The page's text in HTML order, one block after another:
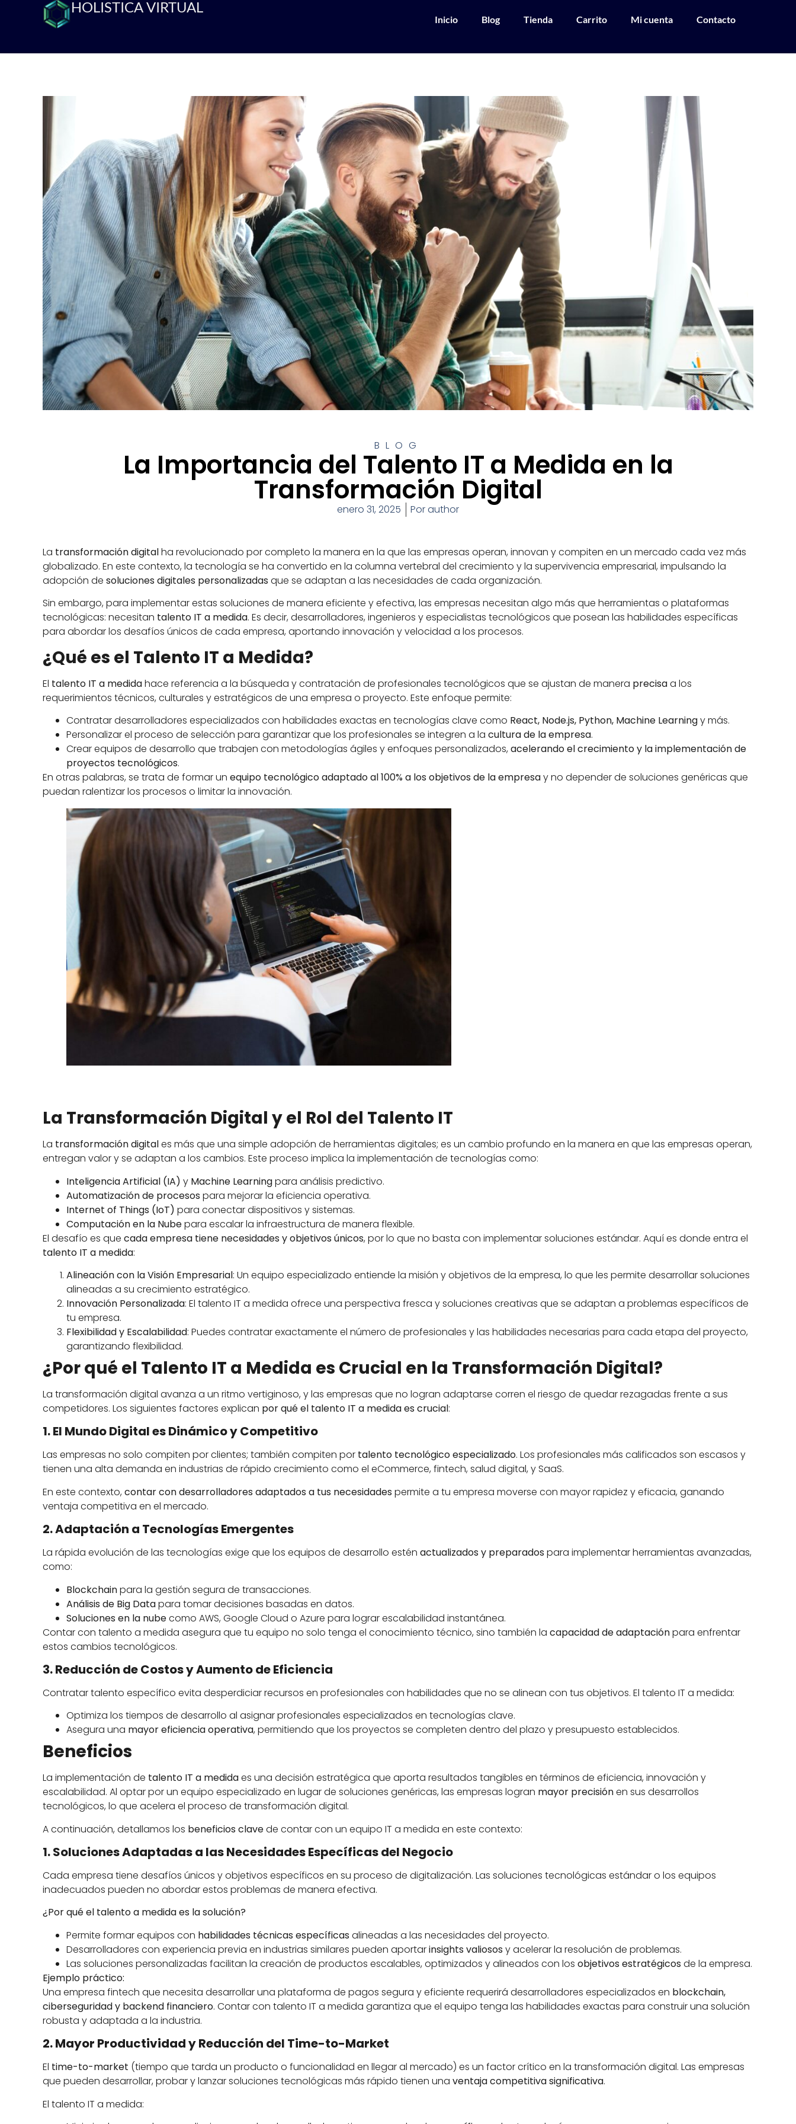
HOLISTICA VIRTUAL
Inicio Blog Tienda Carrito Mi cuenta Contacto
BLOG
La Importancia del Talento IT a Medida en la
Transformación Digital
enero 31, 2025 Porauthor
La transformación digitalha revolucionado por completo la manera en la que las empresas operan, innovan y compiten en un mercado cada vez más
globalizado. En este contexto, la tecnología se ha convertido en la columna vertebral del crecimiento y la supervivencia empresarial, impulsando la
adopción de soluciones digitales personalizadas que se adaptan a las necesidades de cada organización.
Sin embargo, para implementar estas soluciones de manera eficiente y efectiva, las empresas necesitan algo más que herramientas o plataformas
tecnológicas: necesitan talento IT a medida. Es decir, desarrolladores, ingenieros y especialistas tecnológicos que posean las habilidades específicas
para abordar los desafíos únicos de cada empresa, aportando innovación y velocidad a los procesos.
¿Qué es el Talento IT a Medida?
El talento IT a medidahace referencia a la búsqueda y contratación de profesionales tecnológicos que se ajustan de manera precisaa los
requerimientos técnicos, culturales y estratégicos de una empresa o proyecto. Este enfoque permite:
Contratar desarrolladores especializados con habilidades exactas en tecnologías clave como React, Node.js, Python, Machine Learningy más.
Personalizar el proceso de selección para garantizar que los profesionales se integren a la cultura de la empresa.
Crear equipos de desarrollo que trabajen con metodologías ágiles y enfoques personalizados, acelerando el crecimiento y la implementación de
proyectos tecnológicos.
En otras palabras, se trata de formar un equipo tecnológico adaptado al 100% a los objetivos de la empresay no depender de soluciones genéricas que
puedan ralentizar los procesos o limitar la innovación.
La Transformación Digital y el Rol del Talento IT
La transformación digitales más que una simple adopción de herramientas digitales; es un cambio profundo en la manera en que las empresas operan,
entregan valor y se adaptan a los cambios. Este proceso implica la implementación de tecnologías como:
Inteligencia Artificial (IA) y Machine Learningpara análisis predictivo.
Automatización de procesos para mejorar la eficiencia operativa.
Internet of Things (IoT) para conectar dispositivos y sistemas.
Computación en la Nubepara escalar la infraestructura de manera flexible.
El desafío es que cada empresa tiene necesidades y objetivos únicos, por lo que no basta con implementar soluciones estándar. Aquí es donde entra el
talento IT a medida:
Alineación con la Visión Empresarial: Un equipo especializado entiende la misión y objetivos de la empresa, lo que les permite desarrollar soluciones
alineadas a su crecimiento estratégico.
Innovación Personalizada: El talento IT a medida ofrece una perspectiva fresca y soluciones creativas que se adaptan a problemas específicos de
tu empresa.
Flexibilidad y Escalabilidad: Puedes contratar exactamente el número de profesionales y las habilidades necesarias para cada etapa del proyecto,
garantizando flexibilidad.
¿Por qué el Talento IT a Medida es Crucial en la Transformación Digital?
La transformación digital avanza a un ritmo vertiginoso, y las empresas que no logran adaptarse corren el riesgo de quedar rezagadas frente a sus
competidores. Los siguientes factores explican por qué el talento IT a medida es crucial:
1. El Mundo Digital es Dinámico y Competitivo
Las empresas no solo compiten por clientes; también compiten por talento tecnológico especializado. Los profesionales más calificados son escasos y
tienen una alta demanda en industrias de rápido crecimiento como el eCommerce, fintech, salud digital, y SaaS.
En este contexto, contar con desarrolladores adaptados a tus necesidades permite a tu empresa moverse con mayor rapidez y eficacia, ganando
ventaja competitiva en el mercado.
2. Adaptación a Tecnologías Emergentes
La rápida evolución de las tecnologías exige que los equipos de desarrollo estén actualizados y preparados para implementar herramientas avanzadas,
como:
Blockchainpara la gestión segura de transacciones.
Análisis de Big Datapara tomar decisiones basadas en datos.
Soluciones en la nubecomo AWS, Google Cloud o Azure para lograr escalabilidad instantánea.
Contar con talento a medida asegura que tu equipo no solo tenga el conocimiento técnico, sino también la capacidad de adaptaciónpara enfrentar
estos cambios tecnológicos.
3. Reducción de Costos y Aumento de Eficiencia
Contratar talento específico evita desperdiciar recursos en profesionales con habilidades que no se alinean con tus objetivos. El talento IT a medida:
Optimiza los tiempos de desarrollo al asignar profesionales especializados en tecnologías clave.
Asegura una mayor eficiencia operativa, permitiendo que los proyectos se completen dentro del plazo y presupuesto establecidos.
Beneficios
La implementación de talento IT a medidaes una decisión estratégica que aporta resultados tangibles en términos de eficiencia, innovación y
escalabilidad. Al optar por un equipo especializado en lugar de soluciones genéricas, las empresas logran mayor precisiónen sus desarrollos
tecnológicos, lo que acelera el proceso de transformación digital.
A continuación, detallamos los beneficios clavede contar con un equipo IT a medida en este contexto:
1. Soluciones Adaptadas a las Necesidades Específicas del Negocio
Cada empresa tiene desafíos únicos y objetivos específicos en su proceso de digitalización. Las soluciones tecnológicas estándar o los equipos
inadecuados pueden no abordar estos problemas de manera efectiva.
¿Por qué el talento a medida es la solución?
Permite formar equipos con habilidades técnicas específicas alineadas a las necesidades del proyecto.
Desarrolladores con experiencia previa en industrias similares pueden aportarinsights valiosos y acelerar la resolución de problemas.
Las soluciones personalizadas facilitan la creación de productos escalables, optimizados y alineados con los objetivos estratégicos de la empresa.
Ejemplo práctico:
Una empresa fintech que necesita desarrollar una plataforma de pagos segura y eficiente requerirá desarrolladores especializados en blockchain,
ciberseguridad y backend financiero. Contar con talento IT a medida garantiza que el equipo tenga las habilidades exactas para construir una solución
robusta y adaptada a la industria.
2. Mayor Productividad y Reducción del Time-to-Market
El time-to-market (tiempo que tarda un producto o funcionalidad en llegar al mercado) es un factor crítico en la transformación digital. Las empresas
que pueden desarrollar, probar y lanzar soluciones tecnológicas más rápido tienen una ventaja competitiva significativa.
El talento IT a medida: